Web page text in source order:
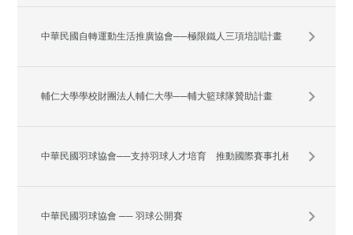
中華民國自轉運動生活推廣協會──極限鐵人三項培訓計畫
輔仁大學學校財團法人輔仁大學──輔大籃球隊贊助計畫
中華民國羽球協會──支持羽球人才培育 推動國際賽事扎根台灣
中華民國羽球協會 ── 羽球公開賽